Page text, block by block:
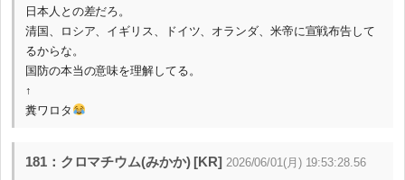
日本人との差だろ。
清国、ロシア、イギリス、ドイツ、オランダ、米帝に宣戦布告して
るからな。
国防の本当の意味を理解してる。
↑
糞ワロタ
181：クロマチウム(みかか) [KR] 2026/06/01(月) 19:53:28.56